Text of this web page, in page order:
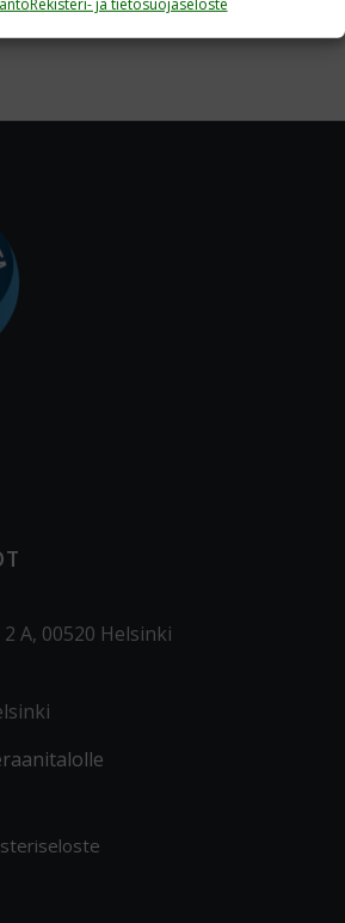
Rekisteri- ja tietosuojaseloste
A, 00520 Helsinki